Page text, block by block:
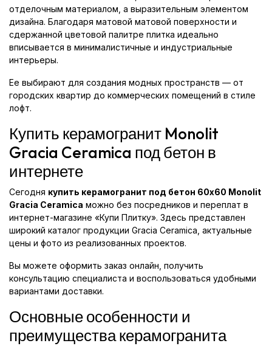
отделочным материалом, а выразительным элементом
дизайна. Благодаря матовой матовой поверхности и
сдержанной цветовой палитре плитка идеально
вписывается в минималистичные и индустриальные
интерьеры.
Ее выбирают для создания модных пространств — от
городских квартир до коммерческих помещений в стиле
лофт.
Купить керамогранит Monolit
Gracia Ceramica под бетон в
интернете
Сегодня купить керамогранит под бетон 60x60 Monolit
Gracia Ceramica можно без посредников и переплат в
интернет-магазине «Купи Плитку». Здесь представлен
широкий каталог продукции Gracia Ceramica, актуальные
цены и фото из реализованных проектов.
Вы можете оформить заказ онлайн, получить
консультацию специалиста и воспользоваться удобными
вариантами доставки.
Основные особенности и
преимущества керамогранита